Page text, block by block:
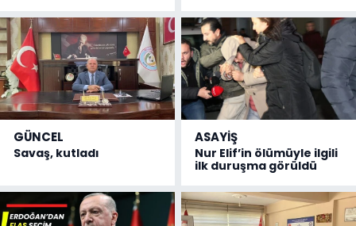
GÜNCEL
Savaş, kutladı
ASAYİŞ
Nur Elif’in ölümüyle ilgili
ilk duruşma görüldü